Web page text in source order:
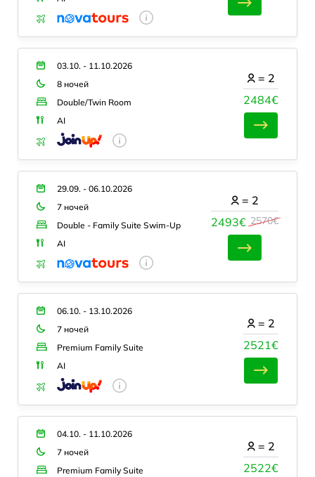
03.10. - 11.10.2026
8 ночей
Double/Twin Room
AI
2484€
= 2
29.09. - 06.10.2026
7 ночей
Double - Family Suite Swim-Up
AI
2493€ 2570€
= 2
06.10. - 13.10.2026
7 ночей
Premium Family Suite
AI
2521€
= 2
04.10. - 11.10.2026
7 ночей
Premium Family Suite
2522€
= 2